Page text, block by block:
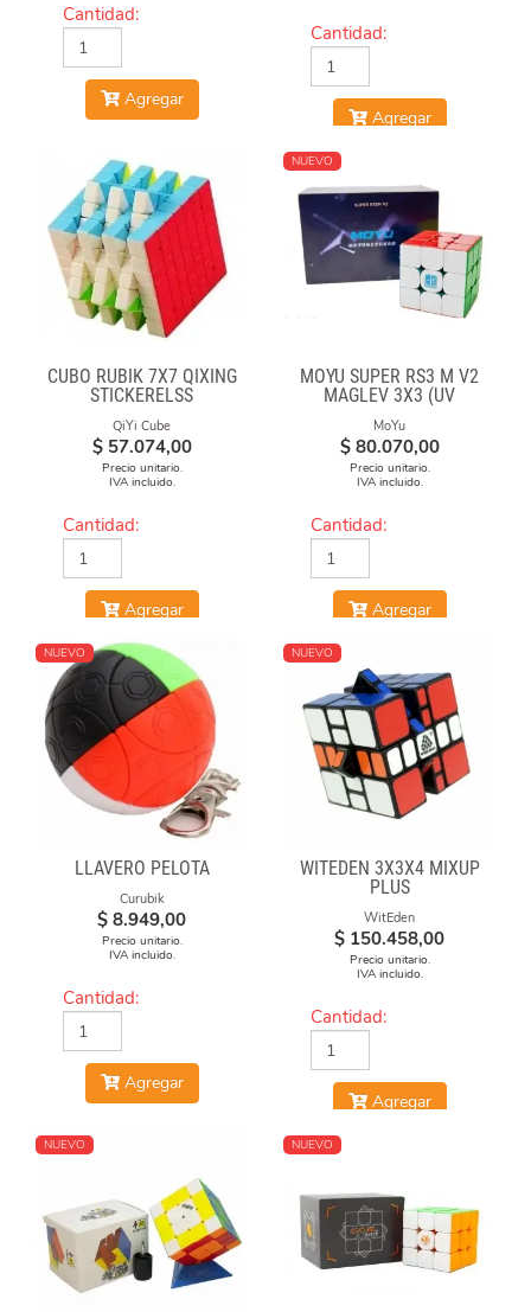
Cantidad:
Agregar
Cantidad:
Agregar
CUBO RUBIK 7X7 QIXING
STICKERELSS
QiYi Cube
$ 57.074,00
Precio unitario.
IVA incluido.
Cantidad:
Agregar
NUEVO
MOYU SUPER RS3 M V2
MAGLEV 3X3 (UV
COATED)
MoYu
$ 80.070,00
Precio unitario.
IVA incluido.
Cantidad:
Agregar
NUEVO
LLAVERO PELOTA
Curubik
$ 8.949,00
Precio unitario.
IVA incluido.
Cantidad:
Agregar
NUEVO
WITEDEN 3X3X4 MIXUP
PLUS
WitEden
$ 150.458,00
Precio unitario.
IVA incluido.
Cantidad:
Agregar
NUEVO NUEVO